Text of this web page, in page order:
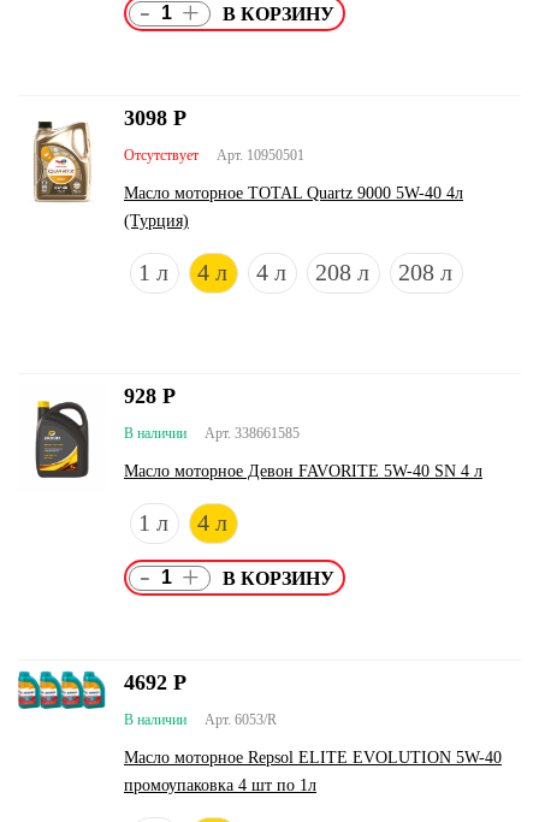
- +
Арт. 10950501
Отсутствует
Масло моторное TOTAL Quartz 9000 5W-40 4л
(Турция)
1 л 4 л 4 л 208 л 208 л
3098 Р
Арт. 338661585
В наличии
Масло моторное Девон FAVORITE 5W-40 SN 4 л
1 л 4 л
928 Р
- +
Арт. 6053/R
В наличии
Масло моторное Repsol ELITE EVOLUTION 5W-40
промоупаковка 4 шт по 1л
4692 Р